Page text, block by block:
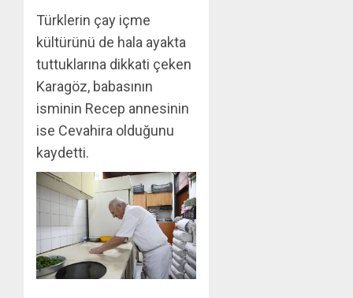
Türklerin çay içme
kültürünü de hala ayakta
tuttuklarına dikkati çeken
Karagöz, babasının
isminin Recep annesinin
ise Cevahira olduğunu
kaydetti.